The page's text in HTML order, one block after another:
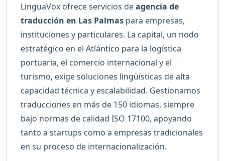
LinguaVox ofrece servicios deagencia de
traducción en Las Palmas para empresas,
instituciones y particulares. La capital, un nodo
estratégico en el Atlántico para la logística
portuaria, el comercio internacional y el
turismo, exige soluciones lingüísticas de alta
capacidad técnica y escalabilidad. Gestionamos
traducciones en más de 150 idiomas, siempre
bajo normas de calidad ISO 17100, apoyando
tanto a startups como a empresas tradicionales
en su proceso de internacionalización.